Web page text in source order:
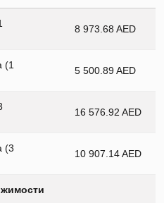
8 973.68 AED
(1
5 500.89 AED
16 576.92 AED
(3
10 907.14 AED